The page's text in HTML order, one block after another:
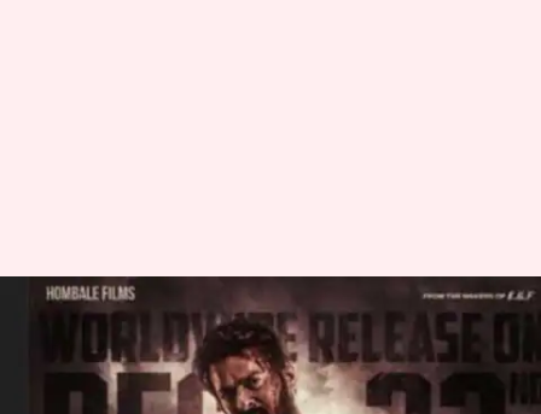
SALAR : ఆకట్టుకుంటున్న సలార్
టీజర్.. ట్రైలర్ విడుదల డేట్ కూడా
ఫిక్స్